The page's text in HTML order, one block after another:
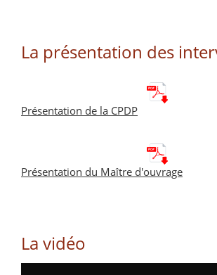
La présentation des
Présentation de la CPDP
Présentation du Maître d'ouvrage
La vidéo